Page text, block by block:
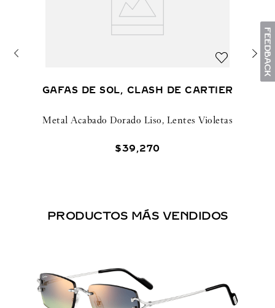
GAFAS DE SOL, CLASH DE CARTIER
Metal Acabado Dorado Liso, Lentes Violetas
$39,270
PRODUCTOS MÁS VENDIDOS